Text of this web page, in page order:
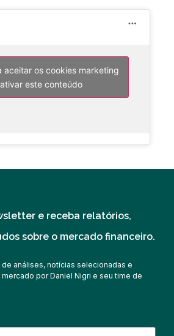
aceitar os cookies marketing
este conteúdo
e receba relatórios,
sobre o mercado financeiro.
análises, notícias selecionadas e
por Daniel Nigri e seu time de